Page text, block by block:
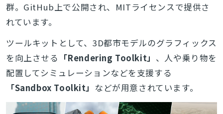
群。GitHub上で公開され、MITライセンスで提供さ
れています。
ツールキットとして、3D都市モデルのグラフィックス
を向上させる 「Rendering Toolkit」 、人や乗り物を
配置してシミュレーションなどを支援する
「Sandbox Toolkit」 などが用意されています。